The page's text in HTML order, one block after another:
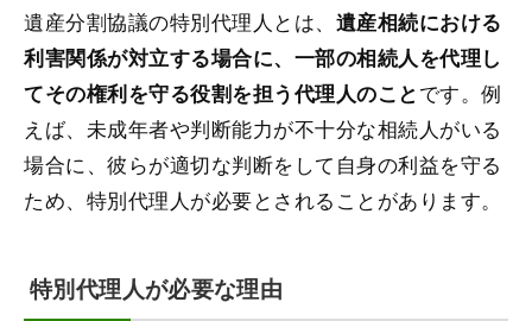
遺産分割協議の特別代理人とは、 遺産相続における
利害関係が対立する場合に、一部の相続人を代理し
てその権利を守る役割を担う代理人のことです。例
えば、未成年者や判断能力が不十分な相続人がいる
場合に、彼らが適切な判断をして自身の利益を守る
ため、特別代理人が必要とされることがあります。
特別代理人が必要な理由